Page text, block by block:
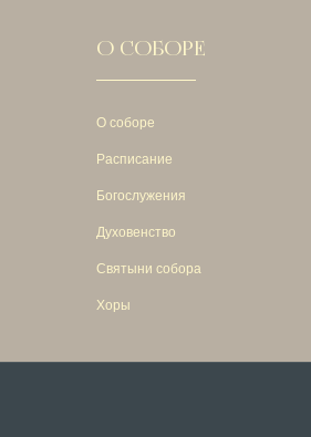
О СОБОРЕ
О соборе
Расписание
Богослужения
Духовенство
Святыни собора
Хоры